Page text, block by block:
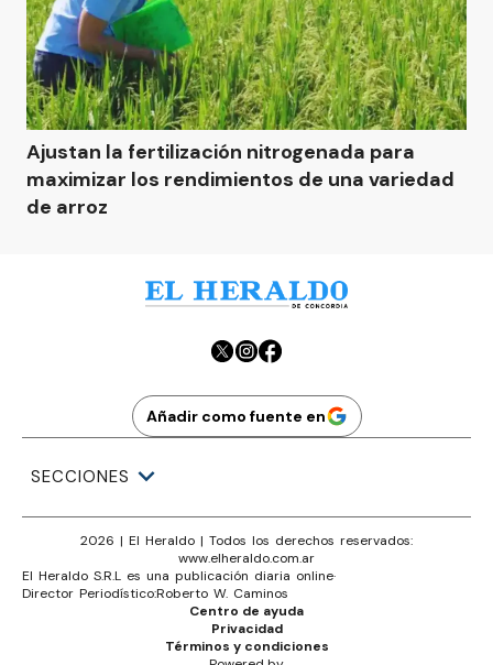
Ajustan la fertilización nitrogenada para
maximizar los rendimientos de una variedad
de arroz
Añadir como fuente en
SECCIONES
2026 | El Heraldo | Todos los derechos reservados:
www.elheraldo.com.ar
El Heraldo S.R.L es una publicación diaria online·
Director Periodístico:Roberto W. Caminos
Términos y condiciones
Privacidad
Centro de ayuda